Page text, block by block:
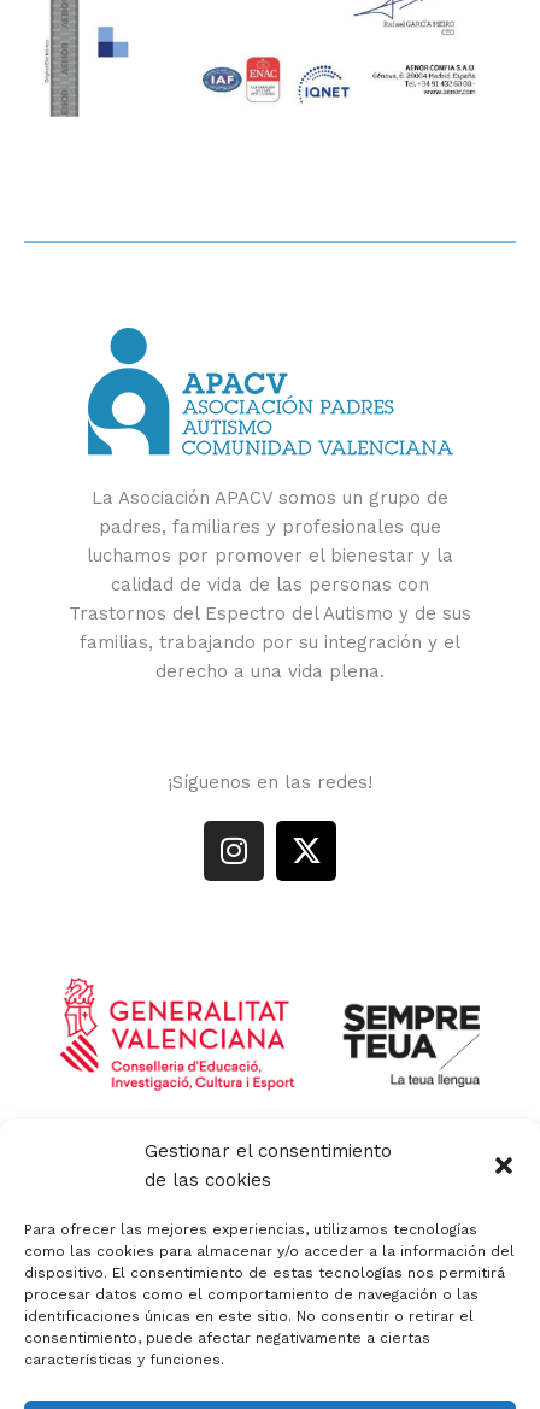
Gestionar el consentimiento
de las cookies
Para ofrecer las mejores experiencias, utilizamos tecnologías
como las cookies para almacenar y/o acceder a la información del
dispositivo. El consentimiento de estas tecnologías nos permitirá
procesar datos como el comportamiento de navegación o las
identificaciones únicas en este sitio. No consentir o retirar el
consentimiento, puede afectar negativamente a ciertas
características y funciones.
La Asociación APACV somos un grupo de
padres, familiares y profesionales que
luchamos por promover el bienestar y la
calidad de vida de las personas con
Trastornos del Espectro del Autismo y de sus
familias, trabajando por su integración y el
derecho a una vida plena.
¡Síguenos en las redes!
I
n
r
a
m
X
-
Política de calidad
Política de cookies
Política de cookies (UE)
Canal de denuncias
Código Ético